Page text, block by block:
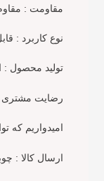
مقاومت :
نوع کاربرد :
تولید محصول :
رضایت مشتری
امیدواریم که
ارسال کالا :